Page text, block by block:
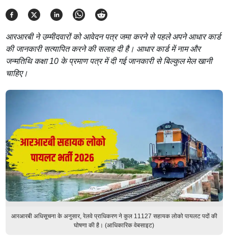
आरआरबी ने उम्मीदवारों को आवेदन पत्र जमा करने से पहले अपने आधार कार्ड
की जानकारी सत्यापित करने की सलाह दी है। आधार कार्ड में नाम और
जन्मतिथि कक्षा 10 के प्रमाण पत्र में दी गई जानकारी से बिल्कुल मेल खानी
चाहिए।
आरआरबी अधिसूचना के अनुसार, रेलवे प्राधिकरण ने कुल 11127 सहायक लोको पायलट पदों की
घोषणा की है। (आधिकारिक वेबसाइट)